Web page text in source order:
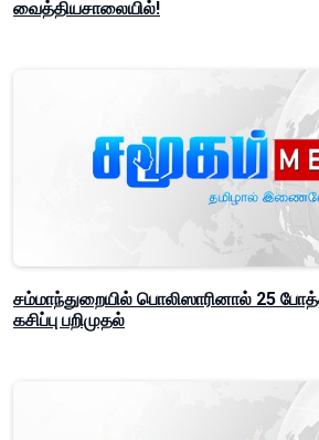
வைத்தியசாலையில்!
சம்மாந்துறையில் பொலிஸாரினால் 25
கசிப்பு பறிமுதல்